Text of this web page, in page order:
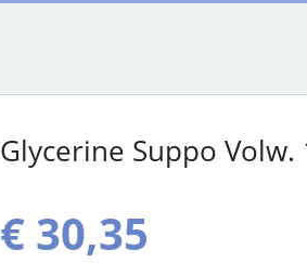
Glycerine Suppo
€ 30,35